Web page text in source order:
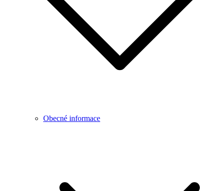
Obecné informace